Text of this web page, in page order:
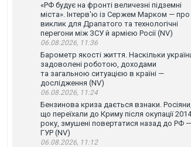
«РФ будує на фронті величезні підземні
міста». Інтерв'ю із Сержем Марком — про
виклик для Драпатого та технологічні
перегони між ЗСУ й армією Росії (NV)
06.08.2026, 11:36
Барометр якості життя. Наскільки
задоволені роботою, доходами
та загальною ситуацією в країні —
дослідження (NV)
06.08.2026, 11:24
Бензинова криза дається взнаки. Росіяни,
що переїхали до Криму після окупації 2014
року, змушені повертатися назад до РФ —
ГУР (NV)
06.08.2026, 11:12